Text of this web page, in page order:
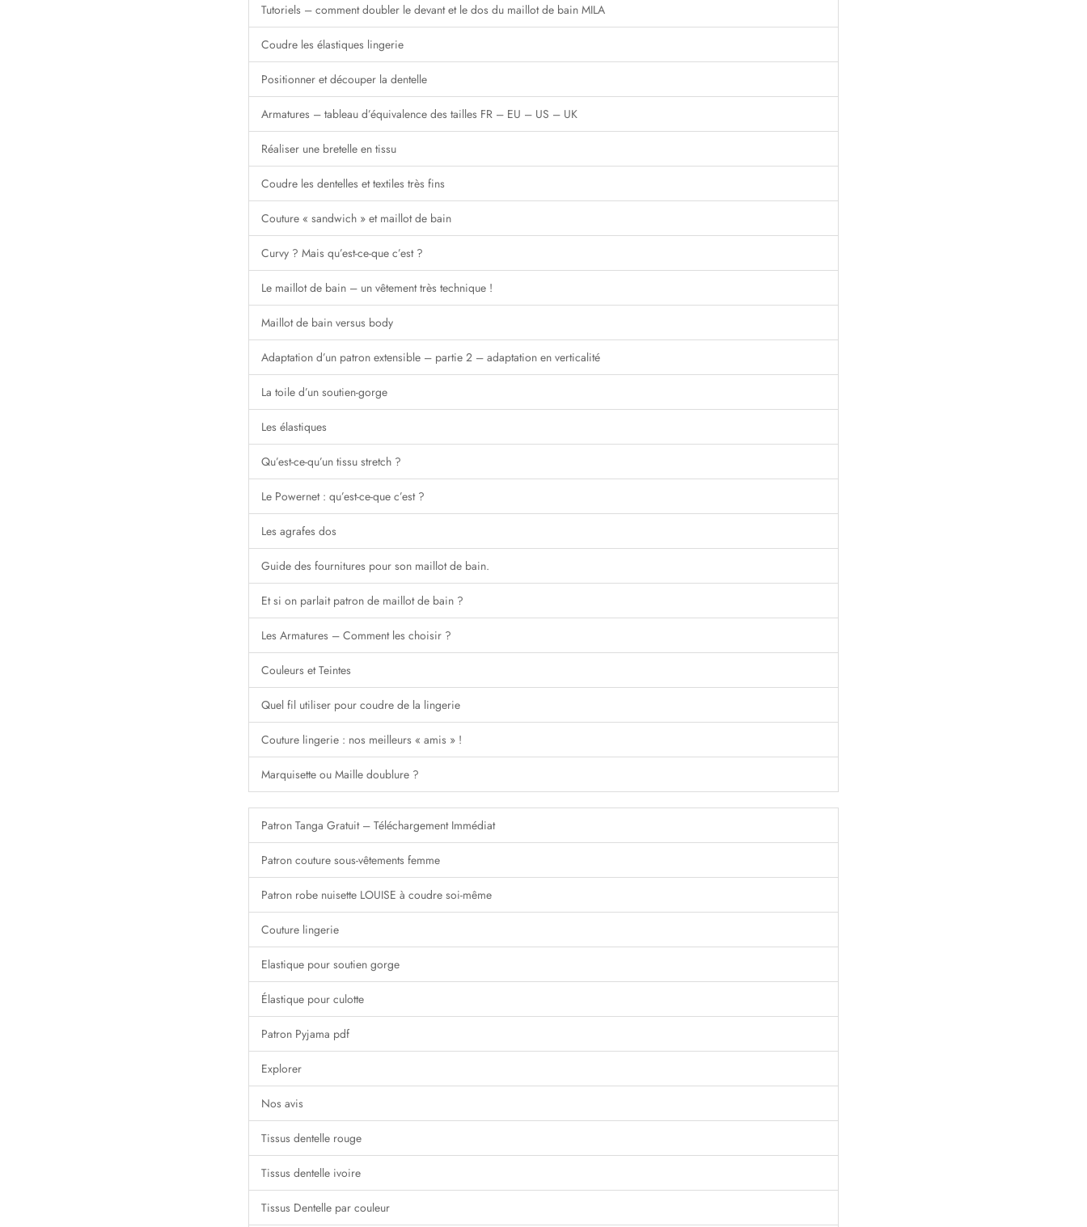
Tutoriels – comment doubler le devant et le dos du maillot de bain MILA
Coudre les élastiques lingerie
Positionner et découper la dentelle
Armatures – tableau d’équivalence des tailles FR – EU – US – UK
Réaliser une bretelle en tissu
Coudre les dentelles et textiles très fins
Couture « sandwich » et maillot de bain
Curvy ? Mais qu’est-ce-que c’est ?
Le maillot de bain – un vêtement très technique !
Maillot de bain versus body
Adaptation d’un patron extensible – partie 2 – adaptation en verticalité
La toile d’un soutien-gorge
Les élastiques
Qu’est-ce-qu’un tissu stretch ?
Le Powernet : qu’est-ce-que c’est ?
Les agrafes dos
Guide des fournitures pour son maillot de bain.
Et si on parlait patron de maillot de bain ?
Les Armatures – Comment les choisir ?
Couleurs et Teintes
Quel fil utiliser pour coudre de la lingerie
Couture lingerie : nos meilleurs « amis » !
Marquisette ou Maille doublure ?
Patron Tanga Gratuit – Téléchargement Immédiat
Patron couture sous-vêtements femme
Patron robe nuisette LOUISE à coudre soi-même
Couture lingerie
Elastique pour soutien gorge
Élastique pour culotte
Patron Pyjama pdf
Explorer
Nos avis
Tissus dentelle rouge
Tissus dentelle ivoire
Tissus Dentelle par couleur